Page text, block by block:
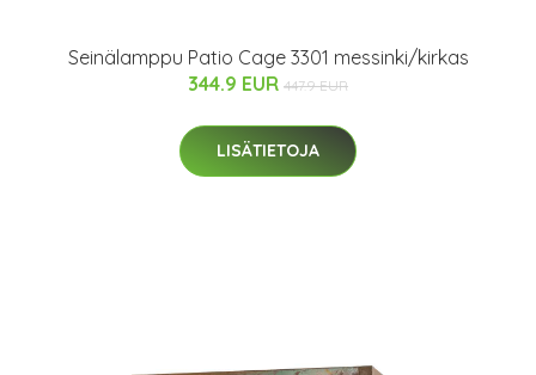
Seinälamppu Patio Cage 3301 messinki/kirkas
344.9 EUR 447.9 EUR
LISÄTIETOJA